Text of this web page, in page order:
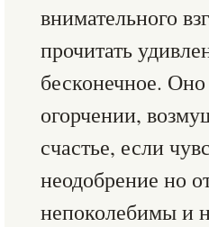
внимательного
прочитать
бесконечное.
огорчении,
счастье, если
неодобрение но
непоколебимы и